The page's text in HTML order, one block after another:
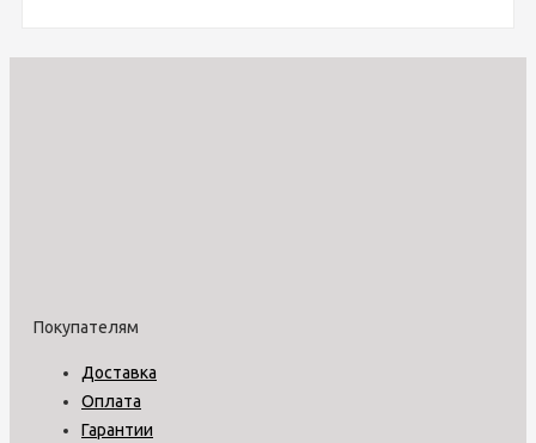
Покупателям
Доставка
Оплата
Гарантии